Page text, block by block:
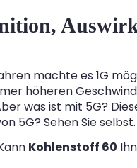
machte es 1G
höheren
was ist mit 5G?
5G? Sehen Sie selbst.
Kohlenstoff 60